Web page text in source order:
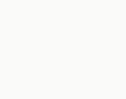
от
— тоже